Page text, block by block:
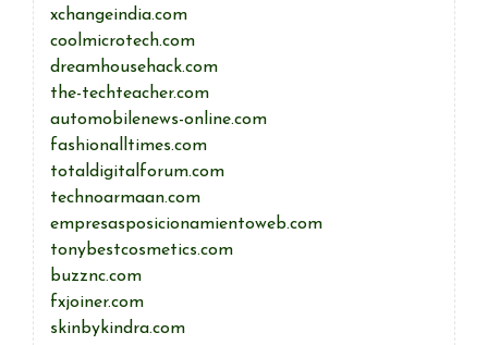
xchangeindia.com
coolmicrotech.com
dreamhousehack.com
the-techteacher.com
automobilenews-online.com
fashionalltimes.com
totaldigitalforum.com
technoarmaan.com
empresasposicionamientoweb.com
tonybestcosmetics.com
buzznc.com
fxjoiner.com
skinbykindra.com